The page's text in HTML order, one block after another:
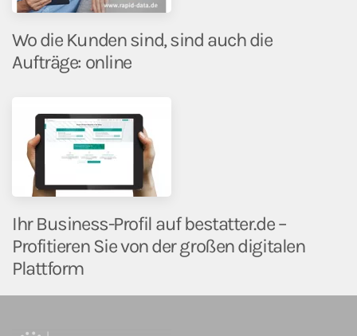
Wo die Kunden sind, sind auch die
Aufträge: online
Ihr Business-Profil auf bestatter.de –
Profitieren Sie von der großen digitalen
Plattform